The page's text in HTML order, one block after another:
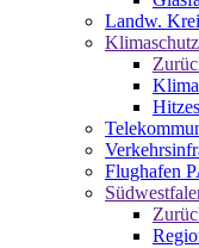
Landw.
Flughafen